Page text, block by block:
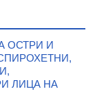
ОСТРИ И
ЛИЦА НА